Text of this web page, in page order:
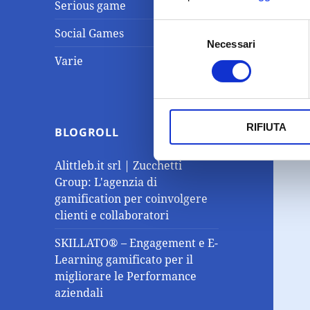
Necessari
RIFIUTA
Serious game
Social Games
Varie
BLOGROLL
Alittleb.it srl | Zucchetti
Group: L'agenzia di
gamification per coinvolgere
clienti e collaboratori
SKILLATO® – Engagement e E-
Learning gamificato per il
migliorare le Performance
aziendali